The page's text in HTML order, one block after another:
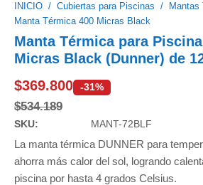
INICIO/ Cubiertas para Piscinas / Mantas
Manta Térmica 400 Micras Black
Manta Térmica para
Micras Black (Dunner) de
$369.800 -31%
$534.189
SKU: MANT-72BLF
La manta térmica DUNNER para
ahorra más calor del sol, logrando
piscina por hasta 4 grados Celsius.